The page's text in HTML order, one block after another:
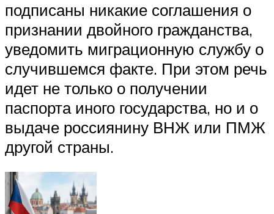
подписаны никакие соглашения о
признании двойного гражданства,
уведомить миграционную службу о
случившемся факте. При этом речь
идет не только о получении
паспорта иного государства, но и о
выдаче россиянину ВНЖ или ПМЖ
другой страны.